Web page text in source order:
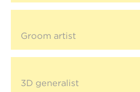
Groom artist
3D generalist